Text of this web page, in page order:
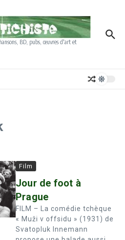
BD, pubs, œuvres d'art et
Film
Jour de foot à
Prague
FILM – La comédie tchèque
« Muži v offsidu » (1931) de
Svatopluk Innemann